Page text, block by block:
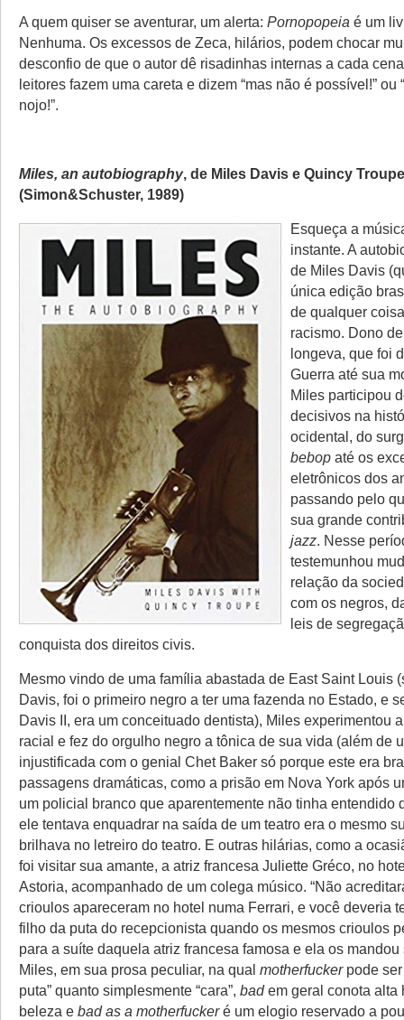
A quem quiser se aventurar, um alerta: Pornopopeia é um
Nenhuma. Os excessos de Zeca, hilários, podem chocar
desconfio de que o autor dê risadinhas internas a cada
leitores fazem uma careta e dizem “mas não é possível!” ou
nojo!”.
Miles, an autobiography, de Miles Davis e Quincy Troupe
(Simon&Schuster, 1989)
Esqueça a
instante. A
de Miles Davis
única edição
de qualquer
racismo. Dono
longeva, que foi
Guerra até sua
Miles participou
decisivos na
ocidental, do
bebop até os
eletrônicos dos
passando pelo
sua grande
jazz. Nesse
testemunhou
relação da
com os negros,
leis de
conquista dos direitos civis.
Mesmo vindo de uma família abastada de East Saint Louis
Davis, foi o primeiro negro a ter uma fazenda no Estado, e
Davis II, era um conceituado dentista), Miles experimentou
racial e fez do orgulho negro a tônica de sua vida (além de
injustificada com o genial Chet Baker só porque este era
passagens dramáticas, como a prisão em Nova York após
um policial branco que aparentemente não tinha entendido
ele tentava enquadrar na saída de um teatro era o mesmo
brilhava no letreiro do teatro. E outras hilárias, como a
foi visitar sua amante, a atriz francesa Juliette Gréco, no
Astoria, acompanhado de um colega músico. “Não
crioulos apareceram no hotel numa Ferrari, e você deveria
filho da puta do recepcionista quando os mesmos crioulos
para a suíte daquela atriz francesa famosa e ela os mandou
Miles, em sua prosa peculiar, na qual motherfuckerpode ser
puta” quanto simplesmente “cara”, badem geral conota alta
beleza e bad as a motherfuckeré um elogio reservado a